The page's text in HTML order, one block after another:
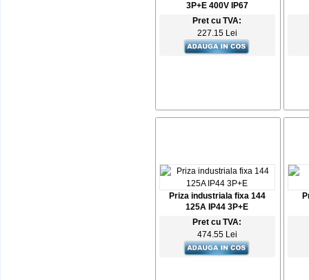
3P+E 400V IP67
Pret cu TVA:
227.15 Lei
Priza industriala fixa 144
125A IP44 3P+E
Pret cu TVA:
474.55 Lei